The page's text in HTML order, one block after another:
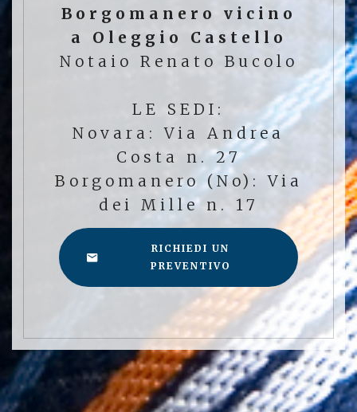
Borgomanero vicino
a Oleggio Castello
Notaio Renato Bucolo
LE SEDI:
Novara: Via Andrea
Costa n. 27
Borgomanero (No): Via
dei Mille n. 17
RICHIEDI UN
PREVENTIVO